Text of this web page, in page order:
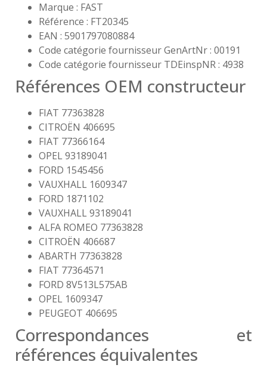
Marque : FAST
Référence : FT20345
EAN : 5901797080884
Code catégorie fournisseur GenArtNr : 00191
Code catégorie fournisseur TDEinspNR : 4938
Références OEM constructeur
FIAT 77363828
CITROËN 406695
FIAT 77366164
OPEL 93189041
FORD 1545456
VAUXHALL 1609347
FORD 1871102
VAUXHALL 93189041
ALFA ROMEO 77363828
CITROËN 406687
ABARTH 77363828
FIAT 77364571
FORD 8V513L575AB
OPEL 1609347
PEUGEOT 406695
Correspondances et
références équivalentes